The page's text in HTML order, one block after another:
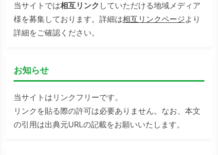
当サイトでは相互リンク していただける地域メディア
様を募集しております。詳細は相互リンクページより
詳細をご確認ください。
お知らせ
当サイトはリンクフリーです。
リンクを貼る際の許可は必要ありません。なお、本文
の引用は出典元URLの記載をお願いいたします。